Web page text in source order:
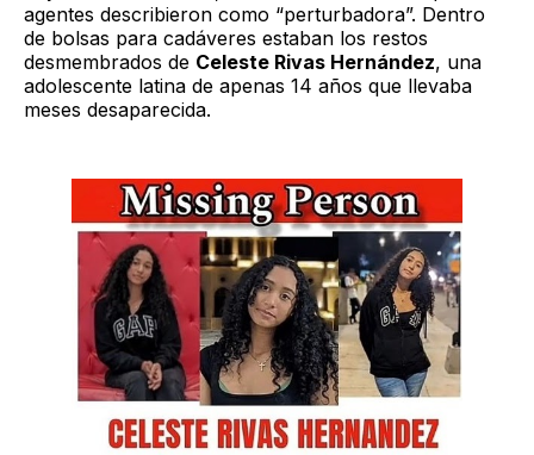
agentes describieron como “perturbadora”. Dentro
de bolsas para cadáveres estaban los restos
desmembrados de Celeste Rivas Hernández, una
adolescente latina de apenas 14 años que llevaba
meses desaparecida.